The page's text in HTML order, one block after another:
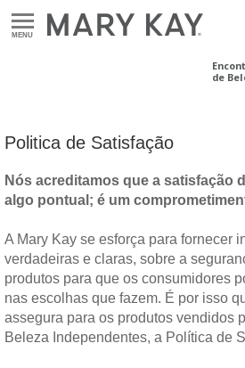
MENU
de
Politica de Satisfação
Nós acreditamos que a satisfação
algo pontual; é um
A Mary Kay se esforça para fornecer
verdadeiras e claras, sobre a
produtos para que os consumidores
nas escolhas que fazem. É por isso
assegura para os produtos vendidos
Beleza Independentes, a Política de